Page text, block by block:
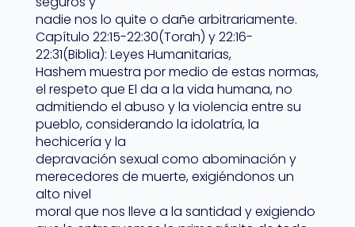
nadie nos lo quite o dañe arbitrariamente.
Capítulo 22:15-22:30(Torah) y 22:16-
22:31(Biblia): Leyes Humanitarias,
Hashem muestra por medio de estas normas,
el respeto que El da a la vida humana, no
admitiendo el abuso y la violencia entre su
pueblo, considerando la idolatría, la
hechicería y la
depravación sexual como abominación y
merecedores de muerte, exigiéndonos un
alto nivel
moral que nos lleve a la santidad y exigiendo